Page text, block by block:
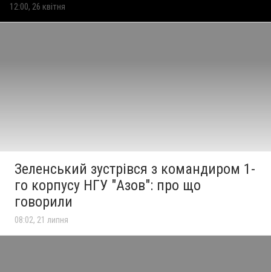
12:00, 26 квітня
Зеленський зустрівся з командиром 1-
го корпусу НГУ "Азов": про що
говорили
08:02, 21 липня